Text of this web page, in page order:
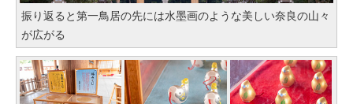
振り返ると第一鳥居の先には水墨画のような美しい奈良の山々
が広がる